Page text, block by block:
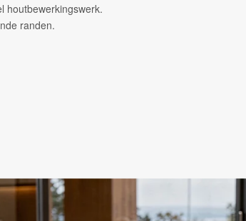
houtbewerkingswerk.
randen.